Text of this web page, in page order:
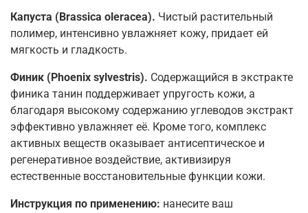
Капуста (Brassica oleracea). Чистый растительный
полимер, интенсивно увлажняет кожу, придает ей
мягкость и гладкость.
Финик (Phoenix sylvestris). Содержащийся в экстракте
финика танин поддерживает упругость кожи, а
благодаря высокому содержанию углеводов экстракт
эффективно увлажняет её. Кроме того, комплекс
активных веществ оказывает антисептическое и
регенеративное воздействие, активизируя
естественные восстановительные функции кожи.
Инструкция по применению: нанесите ваш